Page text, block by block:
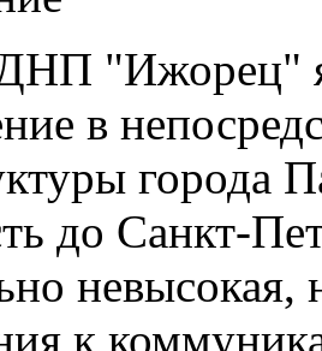
"Ижорец"
в
города
до Санкт-
невысокая,
к